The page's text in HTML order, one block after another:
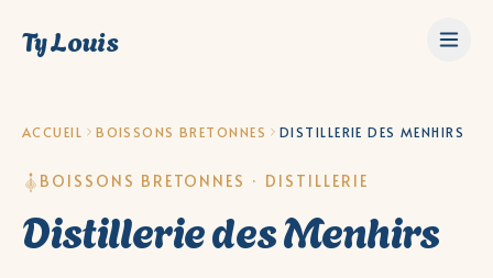
Ty Louis
ACCUEIL BOISSONS BRETONNES DISTILLERIE DES MENHIRS
BOISSONS BRETONNES · DISTILLERIE
Distillerie des Menhirs